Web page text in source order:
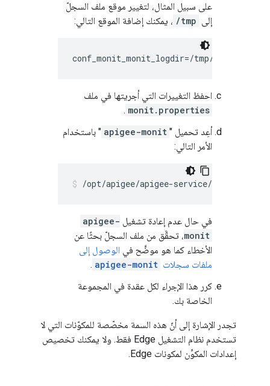
على سبيل المثال، لتغيير موقع ملف السجلّ
إلى /tmp ، يمكنك إضافة الموقع التالي:
conf_monit_monit_logdir=/tmp/apigee-
احفظ التغييرات التي أجريتها في ملف
monit.properties
.
أعِد تحميل " apigee-monit " باستخدام
الأمر التالي:
/opt/apigee/apigee-service/bin/apigee-
في حال عدم إعادة تشغيل apigee-
monit، تحقَّق من ملف السجلّ بحثًا عن
الأخطاء كما هو موضَّح في الوصول إلى
ملفات سجلات apigee-monit
.
كرر هذا الإجراء لكل عقدة في المجموعة
الخاصة بك.
تجدر الإشارة إلى أنّ هذه السمة مخصّصة للمكوّنات التي لا
تستخدم نظام التشغيل Edge فقط. ولا يمكنك تخصيص
إعدادات المكوِّن لمكونات Edge.